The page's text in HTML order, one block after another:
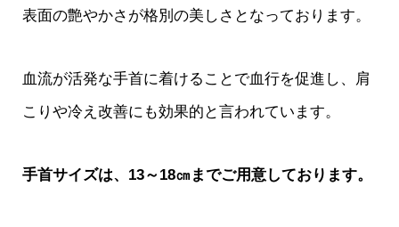
表面の艶やかさが格別の美しさとなっております。
血流が活発な手首に着けることで血行を促進し、肩
こりや冷え改善にも効果的と言われています。
手首サイズは、13～18㎝までご用意しております。